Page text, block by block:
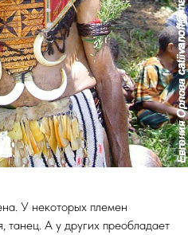
У некоторых племен
танец. А у других преобладает